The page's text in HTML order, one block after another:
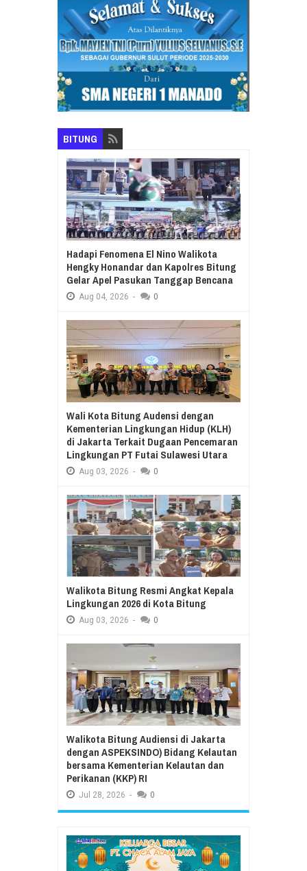
BITUNG
Hadapi Fenomena El Nino Walikota
Hengky Honandar dan Kapolres Bitung
Gelar Apel Pasukan Tanggap Bencana
Aug 04, 2026 - 0
Wali Kota Bitung Audensi dengan
Kementerian Lingkungan Hidup (KLH)
di Jakarta Terkait Dugaan Pencemaran
Lingkungan PT Futai Sulawesi Utara
Aug 03, 2026 - 0
Walikota Bitung Resmi Angkat Kepala
Lingkungan 2026 di Kota Bitung
Aug 03, 2026 - 0
Walikota Bitung Audiensi di Jakarta
dengan ASPEKSINDO) Bidang Kelautan
bersama Kementerian Kelautan dan
Perikanan (KKP) RI
Jul 28, 2026 - 0